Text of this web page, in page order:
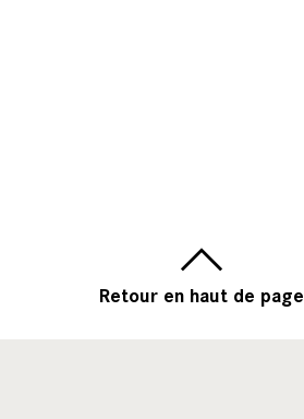
Retour en haut de page